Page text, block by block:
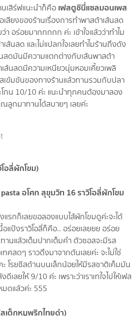
เสิร์ฟแนะนำก็คือ เฟสตูชินี่แซลมอนเพส
สียงของร้านเรื่องการทำพาสต้าเส้นสด
า อร่อยมากกกกก ค่ะ เข้าใจแล้วว่าทำไม
ส้นสด และไม่แปลกใจเลยทำไมร้านถึงดัง
นสดมันมีความแตกต่างกับเส้นพาสต้า
ส้นสดมีความเหนียวนุ่มหอมเคี้ยวเพลิ
ข้มข้นของทางร้านแล้วทานรวมกับปลา
กน 10/10 ค่ะ แนะนำทุกคนต้องมาลอง
มาทานได้สบายๆ เลยค่ะ
อลี่ผักโขม)
แรกก็เลยขอลองแบบไส้ผักโขมดูค่ะจะได้
อแป้งราวิโอลี่ก็คือ.. อร่อยเลยยย อร่อย
านแล้วเต็มปากเต็มคำ ตัวซอสจะมีรส
ทศสดๆ ราวดึงมาจากต้นเลยค่ะ จะไม่ใช่
ะ โรยชีสด้านบนเล็กน้อยให้มีรสชาติเค็มมัน
ลยให้ 9/10 ค่ะ เพราะว่าเราเทใจไปให้เฟส
มดแล้วค่ะ 555
เต็กหมูพริกไทยดำ)